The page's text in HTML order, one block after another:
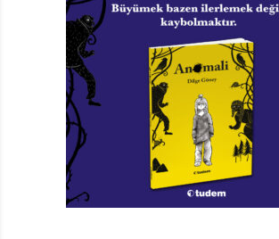
güvenilir bilgi kaynağı(!) Katolik kilisesi
getiriyor ve kitap Galileo’nun keşfettiği
aktarmanın yanı sıra engizisyon
verdiği bilim mücadelesine de yakından
GANDİ’NİN MÜCADELESİ
Galileo’nun savaşından sonra takvimler
ortasını, pusula ise Doğu Avrupa’yı